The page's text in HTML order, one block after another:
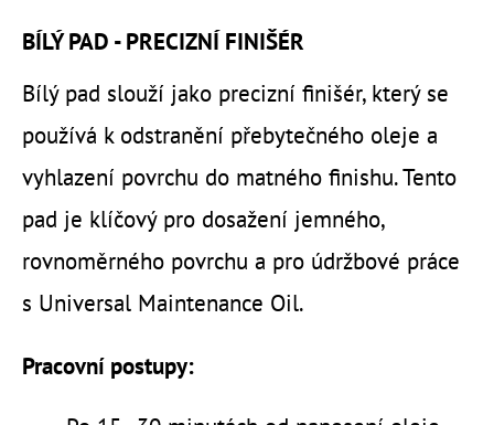
BÍLÝ PAD - PRECIZNÍ FINIŠÉR
Bílý pad slouží jako precizní finišér, který se
používá k odstranění přebytečného oleje a
vyhlazení povrchu do matného finishu. Tento
pad je klíčový pro dosažení jemného,
rovnoměrného povrchu a pro údržbové práce
s Universal Maintenance Oil.
Pracovní postupy: